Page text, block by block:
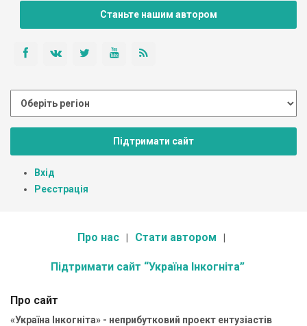
Станьте нашим автором
Підтримати сайт
Вхід
Реєстрація
Про нас Стати автором
Підтримати сайт “Україна Інкогніта”
Про сайт
«Україна Інкогніта» - неприбутковий проект ентузіастів